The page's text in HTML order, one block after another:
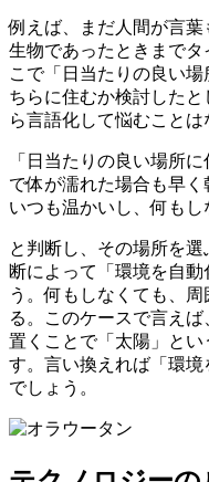
例えば、まだ人間が言
生物であったときまで
こで「日当たりの良い
ちらに住むか検討した
ら言語化して悩むことは
「日当たりの良い場所
で体が濡れた場合も早
いつも温かいし、何もし
と判断し、その場所を
断によって「環境を自
う。何もしなくても、
る。このケースで言え
置くことで「太陽」と
す。言い換えれば「環
でしょう。